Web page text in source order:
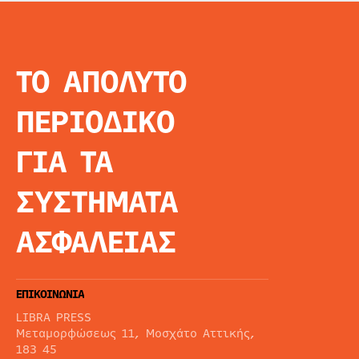
ΤΟ ΑΠΟΛΥΤΟ
ΠΕΡΙΟΔΙΚΟ
ΓΙΑ ΤΑ
ΣΥΣΤΗΜΑΤΑ
ΑΣΦΑΛΕΙΑΣ
ΕΠΙΚΟΙΝΩΝΙΑ
LIBRA PRESS
Μεταμορφώσεως 11, Μοσχάτο Αττικής,
183 45